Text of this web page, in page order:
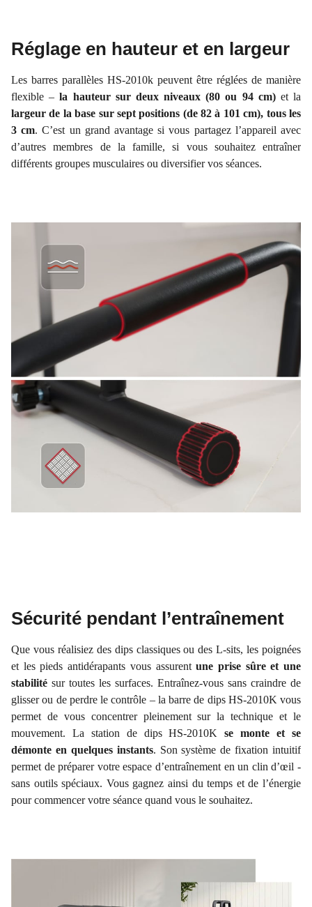
Réglage en hauteur et en largeur
Les barres parallèles HS-2010k peuvent être réglées de manière
flexible –la hauteur sur deux niveaux (80 ou 94 cm)et la
largeur de la base sur sept positions (de 82 à 101 cm), tous les
3 cm. C’est un grand avantage si vous partagez l’appareil avec
d’autres membres de la famille, si vous souhaitez entraîner
différents groupes musculaires ou diversifier vos séances.
Sécurité pendant l’entraînement
Que vous réalisiez des dips classiques ou des L-sits, les poignées
et les pieds antidérapants vous assurentune prise sûre et une
stabilité sur toutes les surfaces. Entraînez-vous sans craindre de
glisser ou de perdre le contrôle – la barre de dips HS-2010K vous
permet de vous concentrer pleinement sur la technique et le
mouvement. La station de dips HS-2010Kse monte et se
démonte en quelques instants. Son système de fixation intuitif
permet de préparer votre espace d’entraînement en un clin d’œil -
sans outils spéciaux. Vous gagnez ainsi du temps et de l’énergie
pour commencer votre séance quand vous le souhaitez.